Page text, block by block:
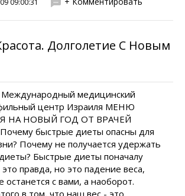
09:00:31
Долголетие C Новым
медицинский
центр Израиля МЕНЮ
НА НОВЫЙ ГОД ОТ ВРАЧЕЙ
быстрые диеты опасны для
Почему не получается удержать
Быстрые диеты поначалу
правда, но это падение веса,
останется с вами, а наоборот.
в том, что наш вес - это